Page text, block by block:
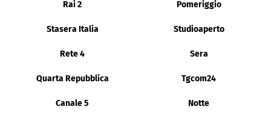
Rai 2 Pomeriggio
Stasera Italia Studioaperto
Rete 4 Sera
Quarta Repubblica Tgcom24
Canale 5 Notte